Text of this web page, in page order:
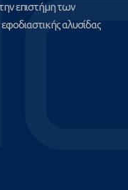
επιστήμη των
αλυσίδας